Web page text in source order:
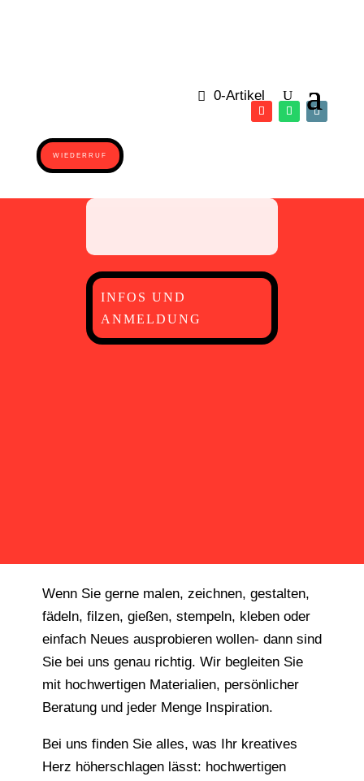
0-Artikel
WIEDERRUF
INFOS UND
ANMELDUNG
Wenn Sie gerne malen, zeichnen, gestalten,
fädeln, filzen, gießen, stempeln, kleben oder
einfach Neues ausprobieren wollen- dann sind
Sie bei uns genau richtig. Wir begleiten Sie
mit hochwertigen Materialien, persönlicher
Beratung und jeder Menge Inspiration.
Bei uns finden Sie alles, was Ihr kreatives
Herz höherschlagen lässt: hochwertigen